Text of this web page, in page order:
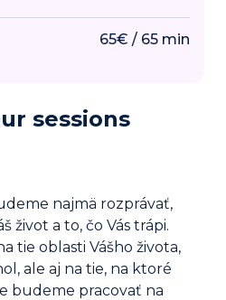
65€ / 65 min
sessions
najmä rozprávať,
život a to, čo Vás trápi.
tie oblasti Vášho života,
ale aj na tie, na ktoré
budeme pracovať na